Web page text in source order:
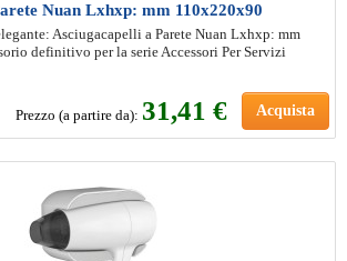
Nuan Lxhxp: mm 110x220x90
Asciugacapelli a Parete Nuan Lxhxp: mm
definitivo per la serie Accessori Per Servizi
Prezzo (a partire da): 31,41 € Acquista